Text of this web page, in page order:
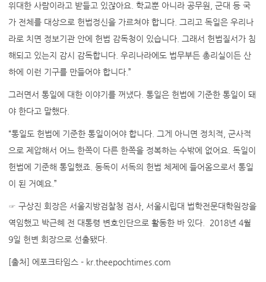
위대한 사람이라고 받들고 있잖아요. 학교뿐 아니라 공무원, 군대 등 국
가 전체를 대상으로 헌법정신을 가르쳐야 합니다. 그리고 독일은 우리나
라로 치면 정보기관 안에 헌법 감독청이 있습니다. 그래서 헌법질서가 침
해되고 있는지 감시 감독합니다. 우리나라에도 법무부든 총리실이든 산
하에 이런 기구를 만들어야 합니다.”
그러면서 통일에 대한 이야기를 꺼냈다. 통일은 헌법에 기준한 통일이 돼
야 한다고 말했다.
“통일도 헌법에 기준한 통일이어야 합니다. 그게 아니면 정치적, 군사적
으로 제압해서 어느 한쪽이 다른 한쪽을 정복하는 수밖에 없어요. 독일이
헌법에 기준해 통일했죠. 동독이 서독의 헌법 체제에 들어옴으로서 통일
이 된 거예요.”
☞ 구상진 회장은 서울지방검찰청 검사, 서울시립대 법학전문대학원장을
역임했고 박근혜 전 대통령 변호인단으로 활동한 바 있다. 2018년 4월
9일 헌변 회장으로 선출됐다.
[출처] 에포크타임스 - kr.theepochtimes.com